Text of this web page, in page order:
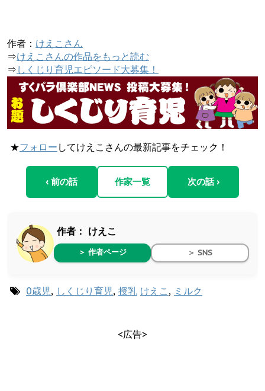
作者： けえこさん
⇒けえこさんの作品をもっと読む
⇒ しくじり育児エピソード大募集！
★フォロー してけえこさんの最新記事をチェック！
‹ 前の話 作家一覧 次の話 ›
作者： けえこ
＞ 作者ページ ＞ SNS
0歳児, しくじり育児, 授乳 けえこ , ミルク
<広告>